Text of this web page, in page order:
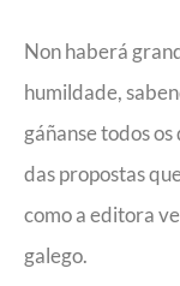
Non haberá
humildade,
gáñanse todos
das propostas
como a editora
galego.